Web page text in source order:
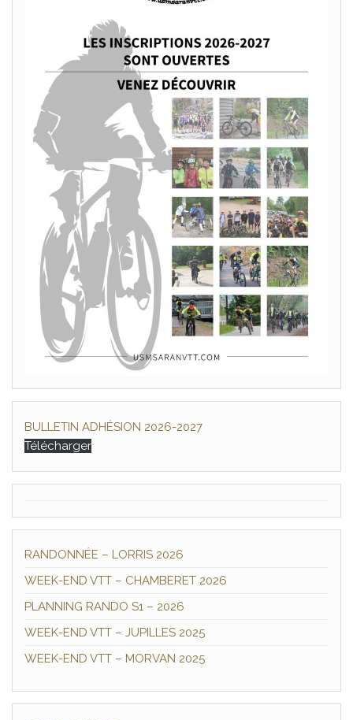
BULLETIN ADHÉSION 2026-2027
Télécharger
RANDONNÉE – LORRIS 2026
WEEK-END VTT – CHAMBERET 2026
PLANNING RANDO S1 – 2026
WEEK-END VTT – JUPILLES 2025
WEEK-END VTT – MORVAN 2025